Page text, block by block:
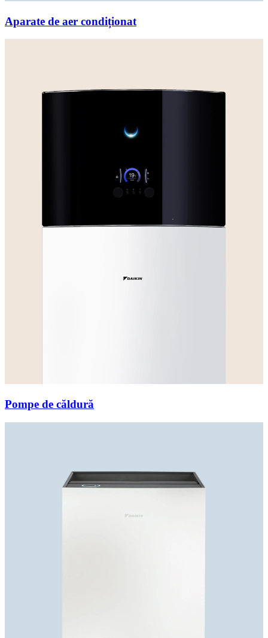
Aparate de aer condiționat
Pompe de căldură